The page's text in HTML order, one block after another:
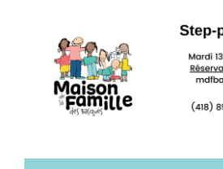
Mon Compte